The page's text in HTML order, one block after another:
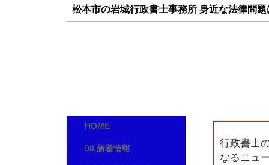
松本市の岩城行政書士事務所 身近な法律問
行政書士
なるニュ
HOME
00.新着情報